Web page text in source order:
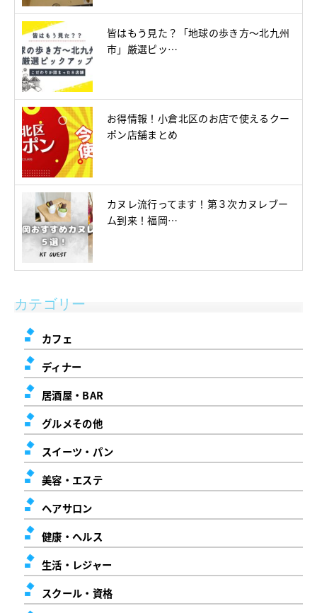
皆はもう見た？「地球の歩き方～北九州
市」厳選ピッ…
お得情報！小倉北区のお店で使えるクー
ポン店舗まとめ
カヌレ流行ってます！第３次カヌレブー
ム到来！福岡…
カテゴリー
カフェ
ディナー
居酒屋・BAR
グルメその他
スイーツ・パン
美容・エステ
ヘアサロン
健康・ヘルス
生活・レジャー
スクール・資格